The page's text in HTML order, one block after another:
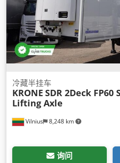
Vilnius 8,248 km
冷藏半挂车
KRONE SDR 2Deck FP60
Lifting Axle
询问